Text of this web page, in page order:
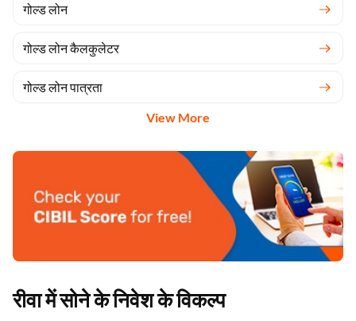
गोल्ड लोन
गोल्ड लोन कैलकुलेटर
गोल्ड लोन पात्रता
View More
रीवा में सोने के निवेश के विकल्प